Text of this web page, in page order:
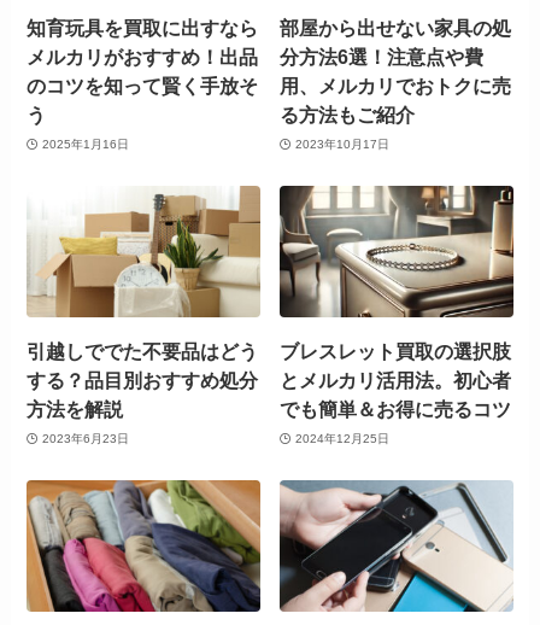
知育玩具を買取に出すなら
メルカリがおすすめ！出品
のコツを知って賢く手放そ
う
2025年1月16日
部屋から出せない家具の処
分方法6選！注意点や費
用、メルカリでおトクに売
る方法もご紹介
2023年10月17日
引越しででた不要品はどう
する？品目別おすすめ処分
方法を解説
2023年6月23日
ブレスレット買取の選択肢
とメルカリ活用法。初心者
でも簡単＆お得に売るコツ
2024年12月25日